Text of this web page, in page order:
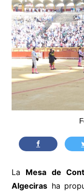
La Mesa de
Algecirasha